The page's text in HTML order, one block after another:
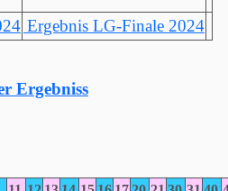
Ergebnis LG-Finale 2024
Ergebniss